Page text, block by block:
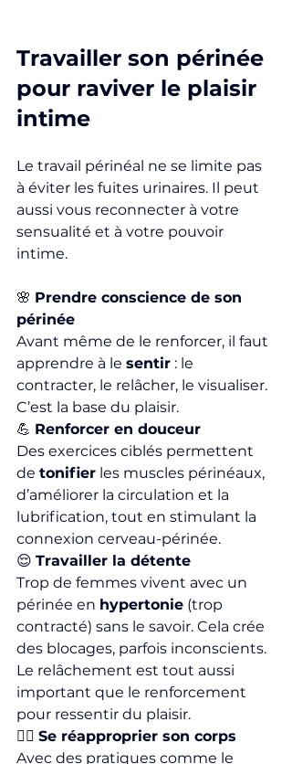
Travailler son périnée
pour raviver le plaisir
intime
Le travail périnéal ne se limite pas
à éviter les fuites urinaires. Il peut
aussi vous reconnecter à votre
sensualité et à votre pouvoir
intime.
🌸 Prendre conscience de son
périnée
Avant même de le renforcer, il faut
apprendre à le sentir : le
contracter, le relâcher, le visualiser.
C’est la base du plaisir.
💪 Renforcer en douceur
Des exercices ciblés permettent
de tonifier les muscles périnéaux,
d’améliorer la circulation et la
lubrification, tout en stimulant la
connexion cerveau-périnée.
😌 Travailler la détente
Trop de femmes vivent avec un
périnée en hypertonie (trop
contracté) sans le savoir. Cela crée
des blocages, parfois inconscients.
Le relâchement est tout aussi
important que le renforcement
pour ressentir du plaisir.
🧘‍♀️ Se réapproprier son corps
Avec des pratiques comme le